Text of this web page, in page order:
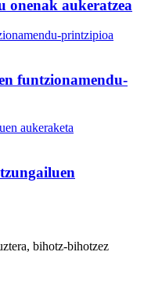
onenak aukeratzea
funtzionamendu-
bihotz-bihotzez